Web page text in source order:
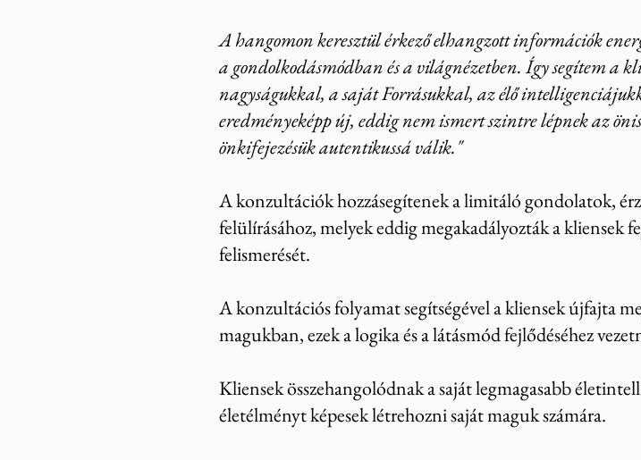
A hangomon keresztül érkező elhangzott információk
a gondolkodásmódban és a világnézetben. Így segítem a
nagyságukkal, a saját Forrásukkal, az élő
eredményeképp új, eddig nem ismert szintre lépnek az
önkifejezésük autentikussá válik."
A konzultációk hozzásegítenek a limitáló gondolatok,
felülírásához, melyek eddig megakadályozták a kliensek
felismerését.
A konzultációs folyamat segítségével a kliensek újfajta
magukban, ezek a logika és a látásmód fejlődéséhez
Kliensek összehangolódnak a saját legmagasabb
életélményt képesek létrehozni saját maguk számára.